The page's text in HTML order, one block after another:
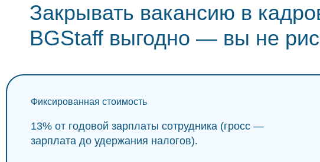
Закрывать вакансию в
BGStaff выгодно — вы не
Фиксированная стоимость
13% от годовой зарплаты сотрудника (гросс —
зарплата до удержания налогов).